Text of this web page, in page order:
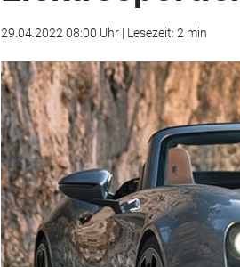
29.04.2022 08:00 Uhr | Lesezeit: 2 min